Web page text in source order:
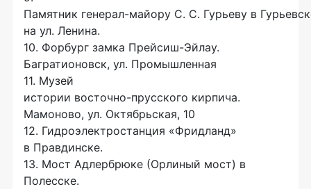
Памятник генерал-майору С. С. Гурьеву в
на ул. Ленина.
10. Форбург замка Прейсиш-Эйлау.
Багратионовск, ул. Промышленная
11. Музей
истории восточно-прусского кирпича.
Мамоново, ул. Октябрьская, 10
12. Гидроэлектростанция «Фридланд»
в Правдинске.
13. Мост Адлербрюке (Орлиный мост) в
Полесске.